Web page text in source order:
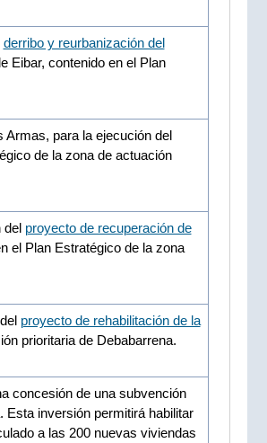
derribo y reurbanización del
Eibar, contenido en el Plan
Armas, para la ejecución del
de la zona de actuación
del proyecto de recuperación de
el Plan Estratégico de la zona
proyecto de rehabilitación de la
prioritaria de Debabarrena.
concesión de una subvención
Esta inversión permitirá habilitar
a las 200 nuevas viviendas